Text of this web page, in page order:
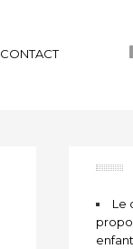
CONTACT
Le